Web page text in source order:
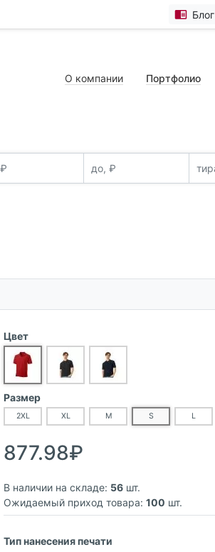
Блог
О компании Портфолио
Цвет
Размер
2XL XL M S L
877.98₽
В наличии на складе: 56 шт.
Ожидаемый приход товара: 100 шт.
Тип нанесения печати